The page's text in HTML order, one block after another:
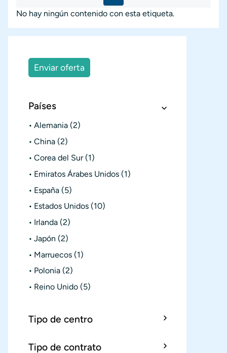
No hay ningún contenido con esta etiqueta.
Enviar oferta
Países
Alemania (2)
China (2)
Corea del Sur (1)
Emiratos Árabes Unidos (1)
España (5)
Estados Unidos (10)
Irlanda (2)
Japón (2)
Marruecos (1)
Polonia (2)
Reino Unido (5)
Tipo de centro
Tipo de contrato